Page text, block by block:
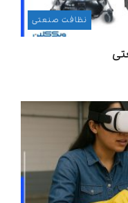
نظافت صنعتی